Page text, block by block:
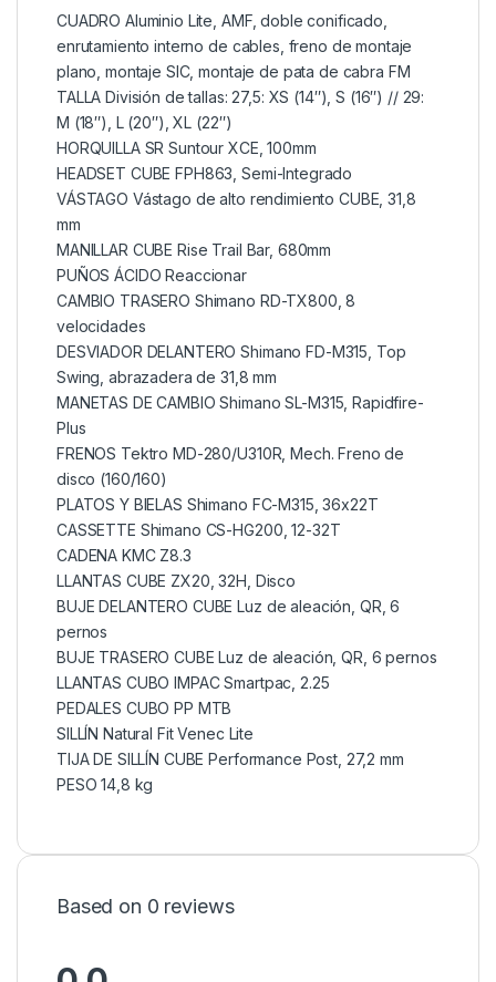
CUADRO Aluminio Lite, AMF, doble conificado,
enrutamiento interno de cables, freno de montaje
plano, montaje SIC, montaje de pata de cabra FM
TALLA División de tallas: 27,5: XS (14″), S (16″) // 29:
M (18″), L (20″), XL (22″)
HORQUILLA SR Suntour XCE, 100mm
HEADSET CUBE FPH863, Semi-Integrado
VÁSTAGO Vástago de alto rendimiento CUBE, 31,8
mm
MANILLAR CUBE Rise Trail Bar, 680mm
PUÑOS ÁCIDO Reaccionar
CAMBIO TRASERO Shimano RD-TX800, 8
velocidades
DESVIADOR DELANTERO Shimano FD-M315, Top
Swing, abrazadera de 31,8 mm
MANETAS DE CAMBIO Shimano SL-M315, Rapidfire-
Plus
FRENOS Tektro MD-280/U310R, Mech. Freno de
disco (160/160)
PLATOS Y BIELAS Shimano FC-M315, 36x22T
CASSETTE Shimano CS-HG200, 12-32T
CADENA KMC Z8.3
LLANTAS CUBE ZX20, 32H, Disco
BUJE DELANTERO CUBE Luz de aleación, QR, 6
pernos
BUJE TRASERO CUBE Luz de aleación, QR, 6 pernos
LLANTAS CUBO IMPAC Smartpac, 2.25
PEDALES CUBO PP MTB
SILLÍN Natural Fit Venec Lite
TIJA DE SILLÍN CUBE Performance Post, 27,2 mm
PESO 14,8 kg
Based on 0 reviews